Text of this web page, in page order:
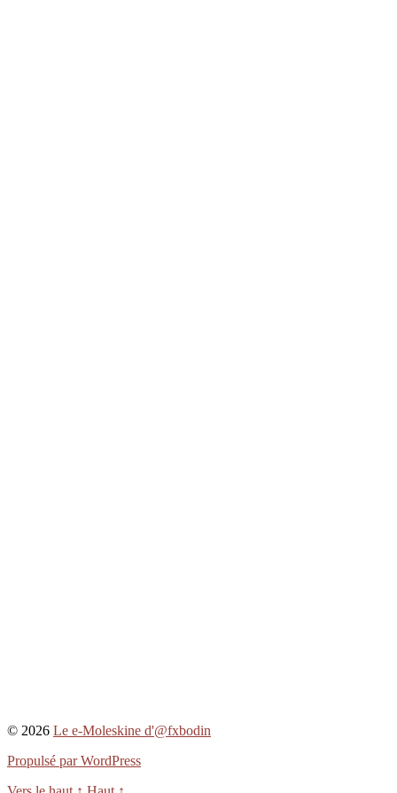
© 2026 Le e-Moleskine d'@fxbodin
Propulsé par WordPress